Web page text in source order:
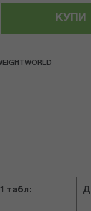
КУПИ
табл: